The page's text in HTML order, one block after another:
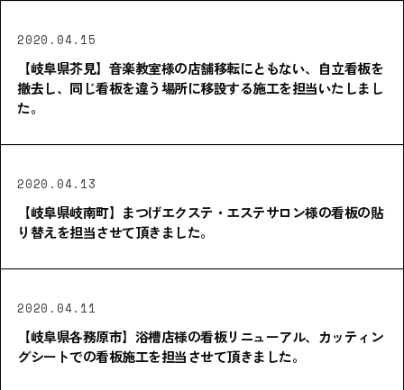
2020.04.15
【岐阜県芥見】音楽教室様の店舗移転にともない、自立看板を
撤去し、同じ看板を違う場所に移設する施工を担当いたしまし
た。
2020.04.13
【岐阜県岐南町】まつげエクステ・エステサロン様の看板の貼
り替えを担当させて頂きました。
2020.04.11
【岐阜県各務原市】浴槽店様の看板リニューアル、カッティン
グシートでの看板施工を担当させて頂きました。